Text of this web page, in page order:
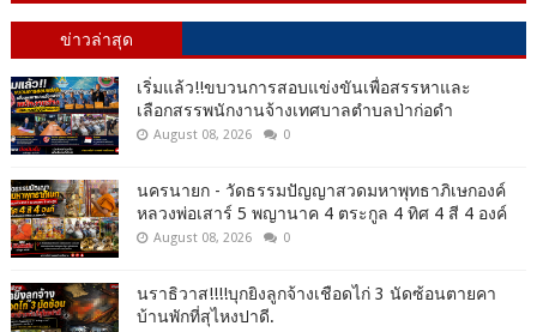
ข่าวล่าสุด
เริ่มแล้ว!!ขบวนการสอบแข่งขันเพื่อสรรหาและ
เลือกสรรพนักงานจ้างเทศบาลตำบลป่าก่อดำ
August 08, 2026 0
นครนายก - วัดธรรมปัญญาสวดมหาพุทธาภิเษกองค์
หลวงพ่อเสาร์ 5 พญานาค 4 ตระกูล 4 ทิศ 4 สี 4 องค์
August 08, 2026 0
นราธิวาส!!!!บุกยิงลูกจ้างเชือดไก่ 3 นัดซ้อนตายคา
บ้านพักที่สุไหงปาดี.